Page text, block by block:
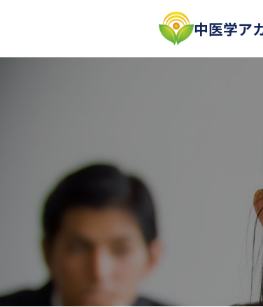
を
中医学ア